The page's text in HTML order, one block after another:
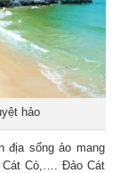
hảo
địa sống ảo mang
Cát Cò,…. Đảo Cát